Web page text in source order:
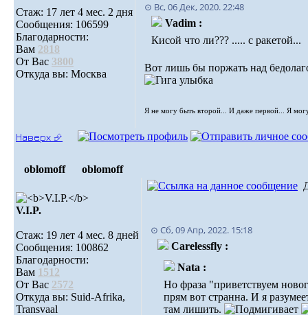
Стаж: 17 лет 4 мес. 2 дня
Сообщения: 106599
Благодарности:
Вам 2818
От Вас 3800
Откуда вы: Москва
⊙ Вс, 06 Дек, 2020. 22:48
Vadim :
Кисой что ли??? ..... с ракетой...
Вот лишь бы поржать над
Я не могу быть второй... И даже первой... Я
Наверх ⮵
oblomoff oblomoff
V.I.P.
Стаж: 19 лет 4 мес. 8 дней
Сообщения: 100862
Благодарности:
Вам 1512
От Вас 2572
Откуда вы: Suid-Afrika,
Transvaal
⊙ Сб, 09 Апр, 2022. 15:18
Carelessfly :
Nata :
Но фраза "приветствуем
прям вот странна. И я
там лишить.